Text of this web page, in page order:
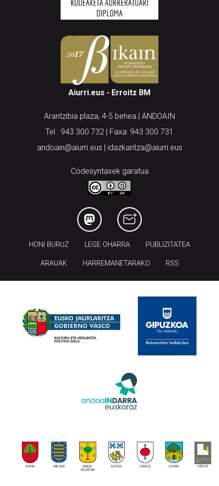
Aiurri.eus - Erroitz BM
Arantzibia plaza, 4-5 behea | ANDOAIN
Tel.: 943 300 732 | Faxa: 943 300 731
andoain@aiurri.eus | idazkaritza@aiurri.eus
Codesyntaxek garatua
HONI BURUZ LEGE OHARRA PUBLIZITATEA
ARAUAK HARREMANETARAKO RSS